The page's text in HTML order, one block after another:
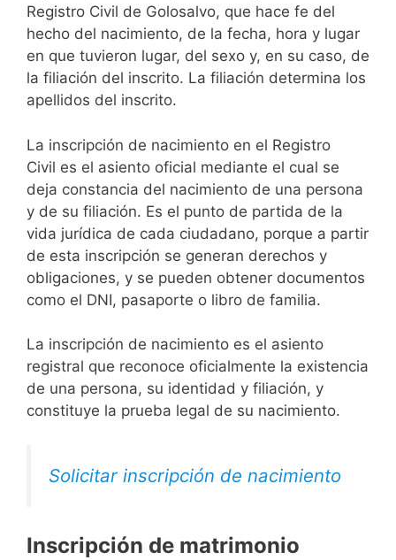
Registro Civil de Golosalvo, que hace fe del
hecho del nacimiento, de la fecha, hora y lugar
en que tuvieron lugar, del sexo y, en su caso, de
la filiación del inscrito. La filiación determina los
apellidos del inscrito.
La inscripción de nacimiento en el Registro
Civil es el asiento oficial mediante el cual se
deja constancia del nacimiento de una persona
y de su filiación. Es el punto de partida de la
vida jurídica de cada ciudadano, porque a partir
de esta inscripción se generan derechos y
obligaciones, y se pueden obtener documentos
como el DNI, pasaporte o libro de familia.
La inscripción de nacimiento es el asiento
registral que reconoce oficialmente la existencia
de una persona, su identidad y filiación, y
constituye la prueba legal de su nacimiento.
Solicitar inscripción de nacimiento
Inscripción de matrimonio